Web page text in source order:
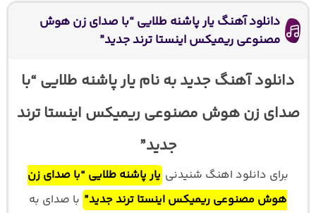
دانلود آهنگ یار پاشنه طلایی “با صدای زن هوش
مصنوعی ریمیکس اینستا ترند جدید”
دانلود آهنگ جدید به نام یار پاشنه طلایی “با
صدای زن هوش مصنوعی ریمیکس اینستا ترند
جدید”
برای دانلود اهنگ شنیدنی یار پاشنه طلایی “با صدای زن
هوش مصنوعی ریمیکس اینستا ترند جدید” با صدای به